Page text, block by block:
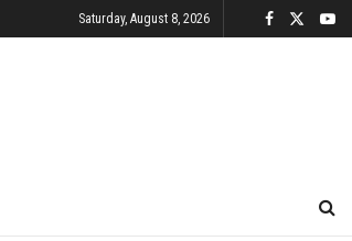
Saturday, August 8, 2026